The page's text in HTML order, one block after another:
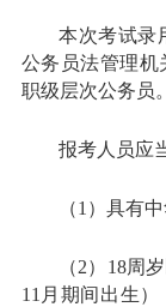
本次考试录
公务员法管理机
职级层次公务员。
报考人员应
（1）具有
（2）18周
11月期间出生）